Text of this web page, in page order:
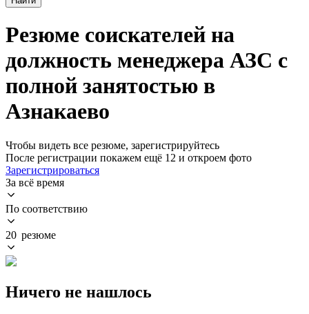
Резюме соискателей на
должность менеджера АЗС с
полной занятостью в
Азнакаево
Чтобы видеть все резюме, зарегистрируйтесь
После регистрации покажем ещё 12 и откроем фото
Зарегистрироваться
За всё время
По соответствию
20 резюме
Ничего не нашлось